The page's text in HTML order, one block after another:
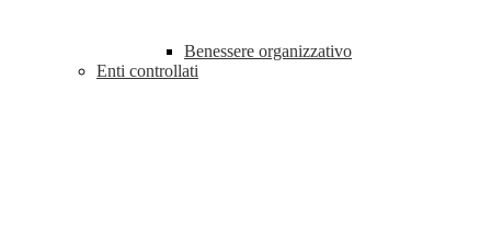
Benessere organizzativo
Enti controllati